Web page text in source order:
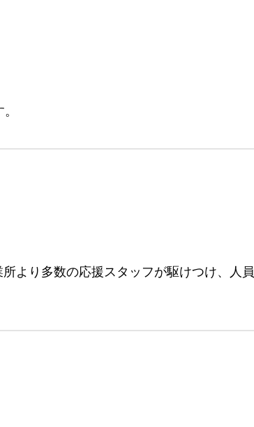
より多数の応援スタッフが駆けつけ、人員